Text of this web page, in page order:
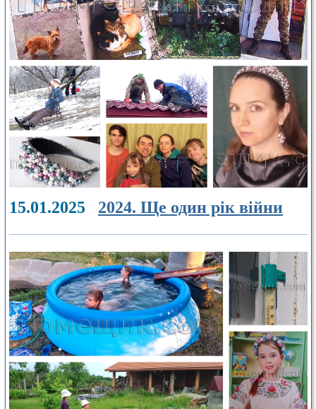
15.01.2025 2024. Ще один рік війни